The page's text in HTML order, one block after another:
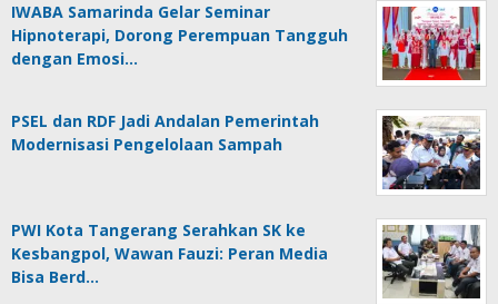
IWABA Samarinda Gelar Seminar
Hipnoterapi, Dorong Perempuan Tangguh
dengan Emosi…
PSEL dan RDF Jadi Andalan Pemerintah
Modernisasi Pengelolaan Sampah
PWI Kota Tangerang Serahkan SK ke
Kesbangpol, Wawan Fauzi: Peran Media
Bisa Berd…